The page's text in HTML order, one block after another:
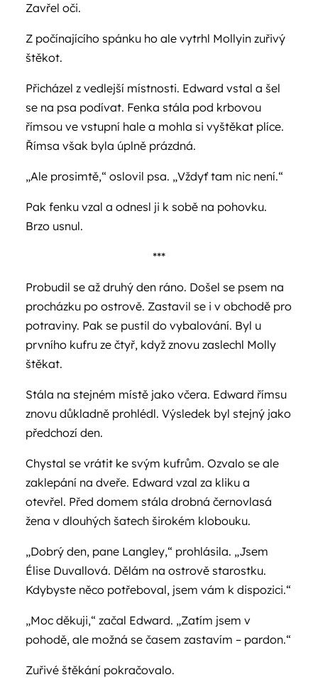
Zavřel oči.
Z počínajícího spánku ho ale vytrhl Mollyin zuřivý
štěkot.
Přicházel z vedlejší místnosti. Edward vstal a šel
se na psa podívat. Fenka stála pod krbovou
římsou ve vstupní hale a mohla si vyštěkat plíce.
Římsa však byla úplně prázdná.
„Ale prosimtě,“ oslovil psa. „Vždyť tam nic není.“
Pak fenku vzal a odnesl ji k sobě na pohovku.
Brzo usnul.
***
Probudil se až druhý den ráno. Došel se psem na
procházku po ostrově. Zastavil se i v obchodě pro
potraviny. Pak se pustil do vybalování. Byl u
prvního kufru ze čtyř, když znovu zaslechl Molly
štěkat.
Stála na stejném místě jako včera. Edward římsu
znovu důkladně prohlédl. Výsledek byl stejný jako
předchozí den.
Chystal se vrátit ke svým kufrům. Ozvalo se ale
zaklepání na dveře. Edward vzal za kliku a
otevřel. Před domem stála drobná černovlasá
žena v dlouhých šatech širokém klobouku.
„Dobrý den, pane Langley,“ prohlásila. „Jsem
Élise Duvallová. Dělám na ostrově starostku.
Kdybyste něco potřeboval, jsem vám k dispozici.“
„Moc děkuji,“ začal Edward. „Zatím jsem v
pohodě, ale možná se časem zastavím – pardon.“
Zuřivé štěkání pokračovalo.